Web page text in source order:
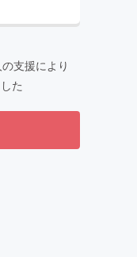
の支援により
た